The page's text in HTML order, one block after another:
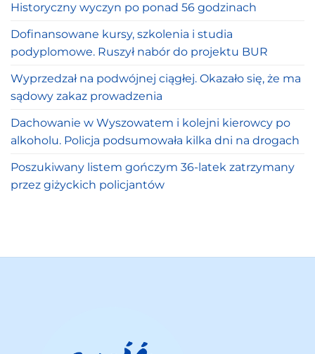
Historyczny wyczyn po ponad 56 godzinach
Dofinansowane kursy, szkolenia i studia
podyplomowe. Ruszył nabór do projektu BUR
Wyprzedzał na podwójnej ciągłej. Okazało się, że ma
sądowy zakaz prowadzenia
Dachowanie w Wyszowatem i kolejni kierowcy po
alkoholu. Policja podsumowała kilka dni na drogach
Poszukiwany listem gończym 36-latek zatrzymany
przez giżyckich policjantów